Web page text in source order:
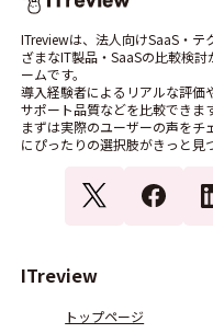
ITreviewは、法人向けSaaS・
ざまなIT製品・SaaSの比較検
ームです。
導入経験者によるリアルな評価
サポート品質などを比較できます
まずは実際のユーザーの声をチ
にぴったりの選択肢がきっと見
ITreview
トップページ